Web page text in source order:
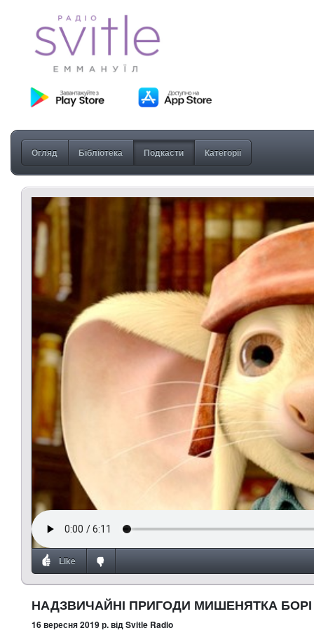
Огляд Бібліотека Подкасти Категорії
Like
НАДЗВИЧАЙНІ ПРИГОДИ МИШЕНЯТКА БОРІ
16 вересня 2019 р.від Svitle Radio